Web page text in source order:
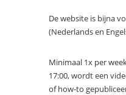
De website is bijna
(Nederlands en
Minimaal 1x per
17:00, wordt een
of how-to